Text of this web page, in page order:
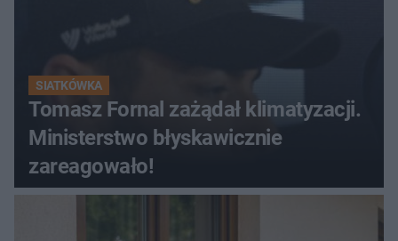
SIATKÓWKA
Tomasz Fornal zażądał klimatyzacji.
Ministerstwo błyskawicznie
zareagowało!